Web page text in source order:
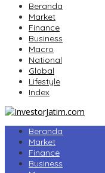
Beranda
Market
Finance
Business
Macro
National
Global
Lifestyle
Index
Beranda
Market
Finance
Business